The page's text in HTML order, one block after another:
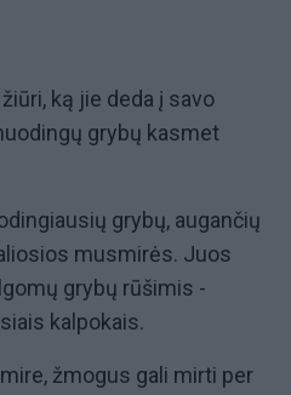
ką jie deda į savo
grybų kasmet
grybų, augančių
musmirės. Juos
grybų rūšimis -
kalpokais.
žmogus gali mirti per